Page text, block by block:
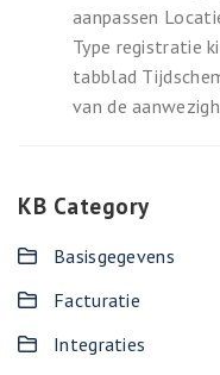
aanpassen
Type registratie
tabblad
van de
KB Category
Basisgegevens
Facturatie
Integraties